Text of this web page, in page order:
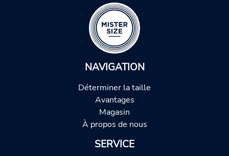
NAVIGATION
Déterminer la taille
Avantages
Magasin
À propos de nous
SERVICE